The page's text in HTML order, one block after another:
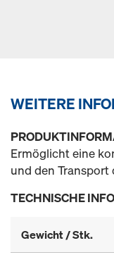
WEITERE
Ermöglicht eine
und den Transport
TECHNISCHE
Gewicht / Stk.